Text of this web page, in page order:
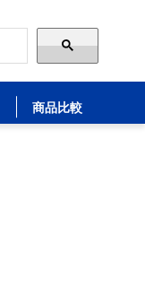
商品比較